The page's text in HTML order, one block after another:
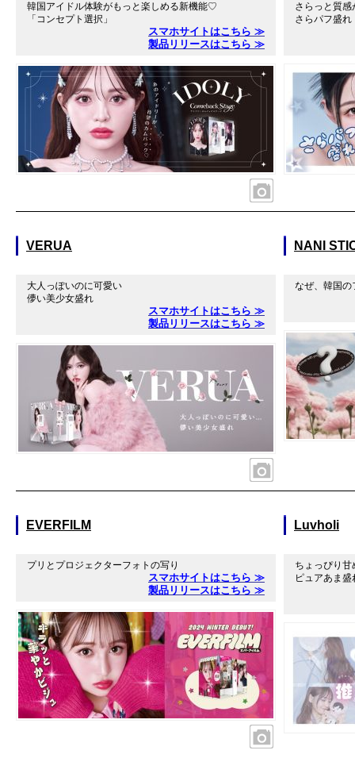
韓国アイドル体験がもっと楽しめる新機能♡
「コンセプト選択」
スマホサイトはこちら ≫
製品リリースはこちら ≫
さらっと質感
さらパフ盛れ
VERUA
大人っぽいのに可愛い
儚い美少女盛れ
スマホサイトはこちら ≫
製品リリースはこちら ≫
NANI
なぜ、韓国
EVERFILM
プリとプロジェクターフォトの写り
スマホサイトはこちら ≫
製品リリースはこちら ≫
Luvholi
ちょっぴり
ピュアあま盛